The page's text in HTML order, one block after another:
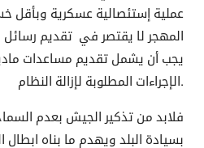
عملية إستئصالية عسكرية وبأقل
المهجر لا يقتصر في تقديم
يجب أن يشمل تقديم مساعدات
الإجراءات المطلوبة لإزالة النظام.
فلابد من تذكير الجيش بعدم
بسيادة البلد ويهدم ما بناه